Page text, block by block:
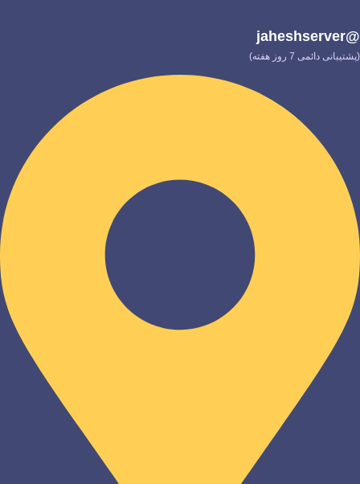
@jaheshserver
(پشتیبانی دائمی 7 روز هفته)